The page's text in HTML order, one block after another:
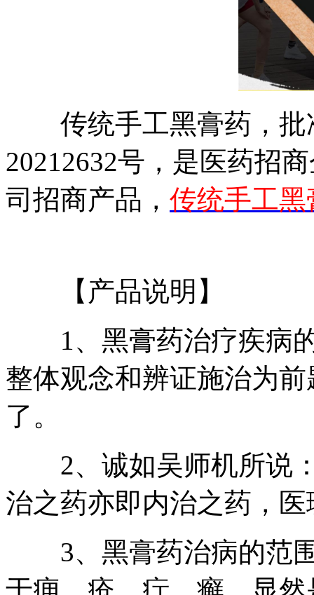
传统手工黑膏药，批
20212632号，是医药招
司招商产品， 传统手工
【产品说明】
1、黑膏药治疗疾病的
整体观念和辨证施治为
了。
2、诚如吴师机所说：
治之药亦即内治之药，
3、黑膏药治病的范围